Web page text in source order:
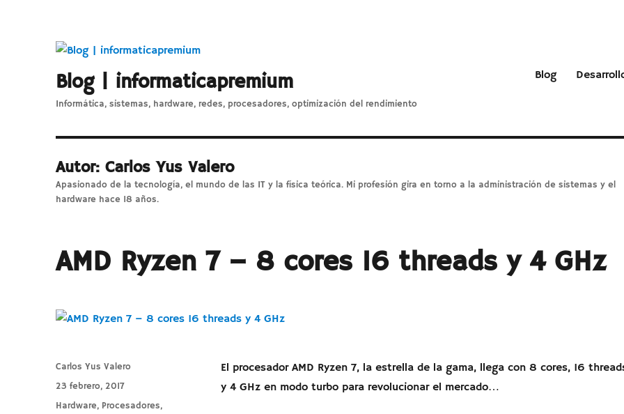
Blog | informaticapremium
Informática, sistemas, hardware, redes, procesadores, optimización del rendimiento
Blog
Autor:Carlos Yus Valero
Apasionado de la tecnología, el mundo de las IT y la física teórica. Mi profesión gira en torno a la administración de sistemas y el
hardware hace 18 años.
AMD Ryzen 7 – 8 cores 16 threads y 4 GHz
El procesador AMD Ryzen 7, la estrella de la gama, llega con 8 cores, 16
y 4 GHz en modo turbo para revolucionar el mercado…
Autor
Carlos Yus Valero
Publicado
el
23 febrero, 2017
Categorías
Hardware, Procesadores,